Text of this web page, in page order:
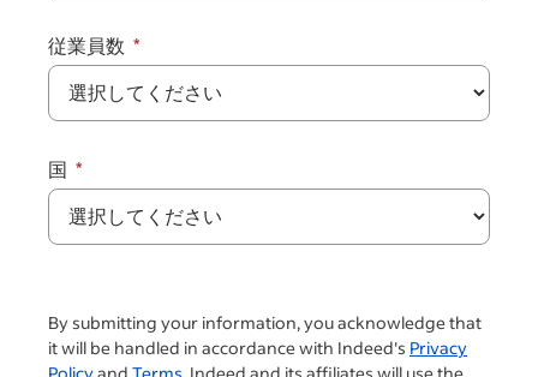
従業員数
国
By submitting your information, you acknowledge that
it will be handled in accordance with Indeed's Privacy